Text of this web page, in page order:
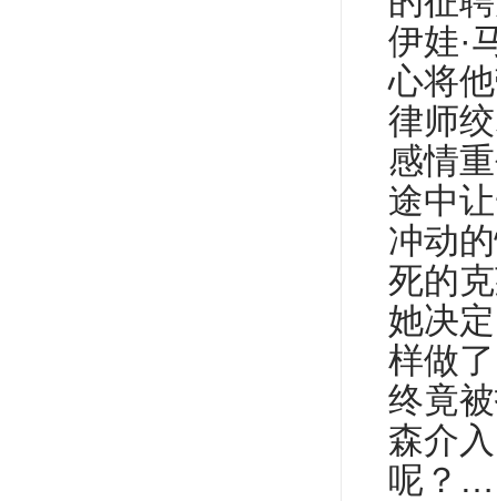
伊娃·
心将
律师
感情
途中
冲动
死的
她决
样做
终竟
森介
呢？